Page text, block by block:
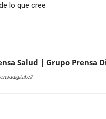
lo que cree
Salud | Grupo Prensa